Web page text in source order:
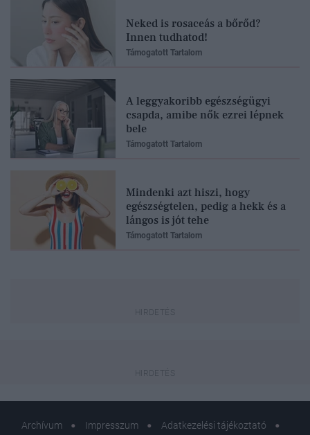
Neked is rosaceás a bőrőd?
Innen tudhatod!
Támogatott Tartalom
A leggyakoribb egészségügyi
csapda, amibe nők ezrei lépnek
bele
Támogatott Tartalom
Mindenki azt hiszi, hogy
egészségtelen, pedig a hekk és a
lángos is jót tehe
Támogatott Tartalom
Archívum Impresszum
Adatkezelési tájékoztató